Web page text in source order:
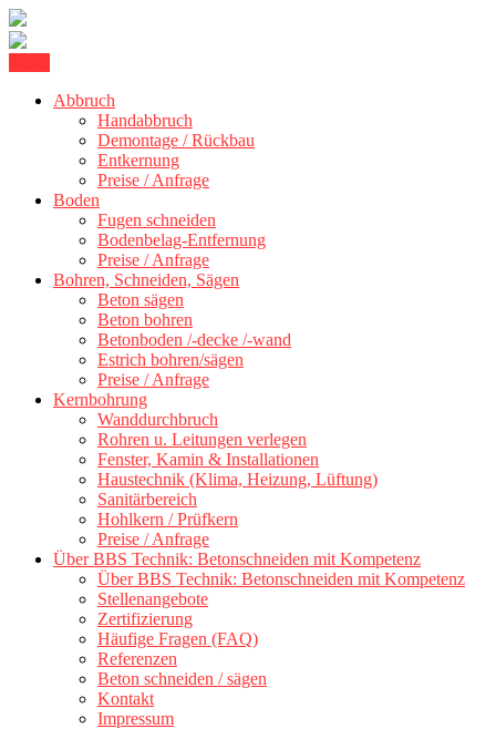
content
BBS Technik GmbH
300 kmAbbruch
Handabbruch
Demontage / Rückbau
Entkernung
Preise / Anfrage
Boden
Fugen schneiden
Bodenbelag-Entfernung
Preise / Anfrage
Bohren, Schneiden, Sägen
Beton sägen
Beton bohren
Betonboden /-decke /-wand
Estrich bohren/sägen
Preise / Anfrage
Kernbohrung
Wanddurchbruch
Rohren u. Leitungen verlegen
Fenster, Kamin & Installationen
Haustechnik (Klima, Heizung, Lüftung)
Sanitärbereich
Hohlkern / Prüfkern
Preise / Anfrage
Über BBS Technik: Betonschneiden mit Kompetenz
Über BBS Technik: Betonschneiden mit Kompetenz
Stellenangebote
Zertifizierung
Häufige Fragen (FAQ)
Referenzen
Beton schneiden / sägen
Kontakt
Impressum